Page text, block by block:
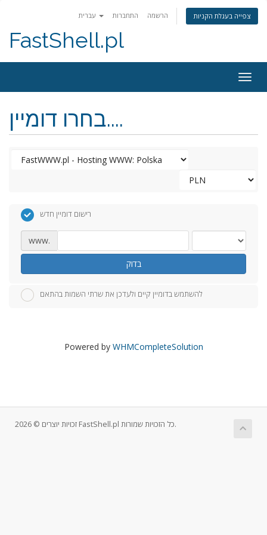
התחברות הרשמה צפייה בעגלת הקניות
FastShell.pl
בחרו דומיין....
רישום דומיין חדש
www.
בדוק
להשתמש בדומיין קיים ולעדכן את שרתי השמות בהתאם
Powered by WHMCompleteSolution
זכויות יוצרים © 2026 FastShell.pl כל הזכויות שמורות.